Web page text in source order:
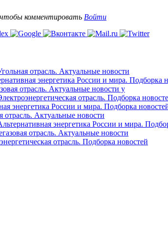
комментировать Войти
отрасль. Актуальные новости
энергетика России и мира. Подборка
отрасль. Актуальные новости у
отрасль. Подборка
энергетика России и мира. Подборка
отрасль. Актуальные новости
энергетика России и мира.
отрасль. Актуальные новости
отрасль. Подборка новостей